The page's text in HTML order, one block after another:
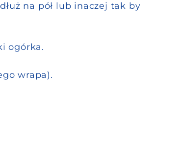
na pół lub inaczej tak by
ogórka.
wrapa).